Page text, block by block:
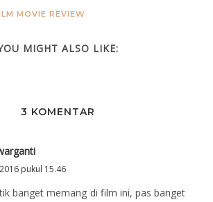
MOVIE REVIEW
MIGHT ALSO LIKE:
3 KOMENTAR
pukul 15.46
banget memang di film ini, pas banget